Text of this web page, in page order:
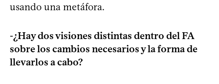
usando una metáfora.
-¿Hay dos visiones distintas dentro del FA
sobre los cambios necesarios y la forma de
llevarlos a cabo?